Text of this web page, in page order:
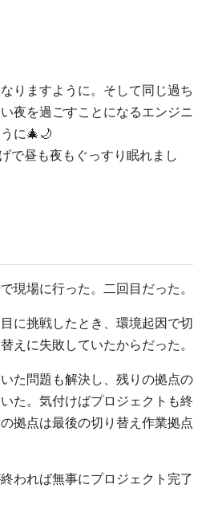
りますように。そして同じ過ち
夜を過ごすことになるエンジニ
に🎄🌙
で昼も夜もぐっすり眠れまし
現場に行った。二回目だった。
に挑戦したとき、環境起因で切
えに失敗していたからだった。
た問題も解決し、残りの拠点の
た。気付けばプロジェクトも終
拠点は最後の切り替え作業拠点
われば無事にプロジェクト完了